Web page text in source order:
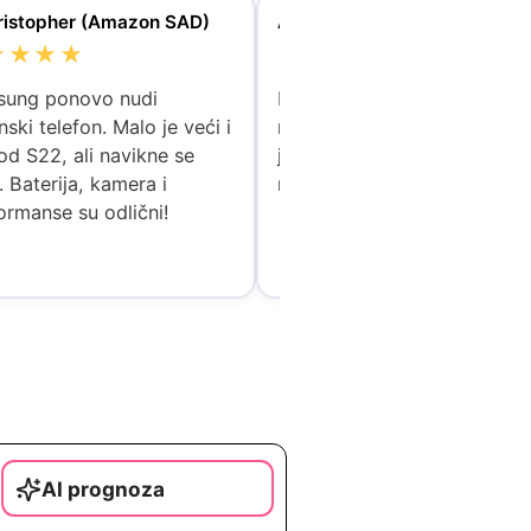
(Amazon SAD)
ponovo nudi
telefon. Malo je veći i
S22, ali navikne se
Baterija, kamera i
su odlični!
Alpha (Amazon SAD)
Prešao sam sa S23 Ultra i
model mi više odgovara.
je responzivniji i cijeli
radi bolje.
AI prognoza